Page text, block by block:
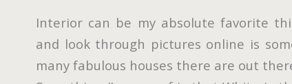
Interior can be my absolute favorite
and look through pictures online is
many fabulous houses there are out